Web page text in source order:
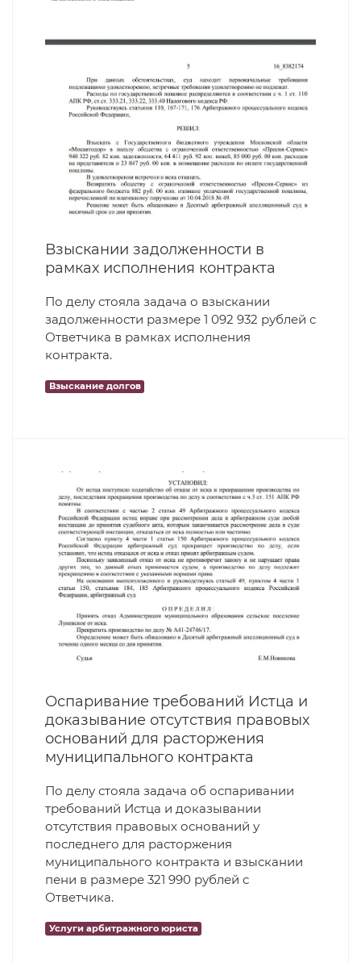
Взыскании задолженности в
рамках исполнения контракта
По делу стояла задача о взыскании
задолженности размере 1 092 932 рублей с
Ответчика в рамках исполнения
контракта.
Взыскание долгов
Оспаривание требований Истца и
доказывание отсутствия правовых
оснований для расторжения
муниципального контракта
По делу стояла задача об оспаривании
требований Истца и доказывании
отсутствия правовых оснований у
последнего для расторжения
муниципального контракта и взыскании
пени в размере 321 990 рублей с
Ответчика.
Услуги арбитражного юриста